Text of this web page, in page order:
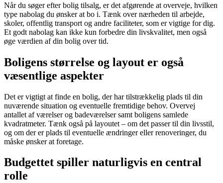
Når du søger efter bolig tilsalg, er det afgørende at overveje, hvilken
type nabolag du ønsker at bo i. Tænk over nærheden til arbejde,
skoler, offentlig transport og andre faciliteter, som er vigtige for dig.
Et godt nabolag kan ikke kun forbedre din livskvalitet, men også
øge værdien af din bolig over tid.
Boligens størrelse og layout er også
væsentlige aspekter
Det er vigtigt at finde en bolig, der har tilstrækkelig plads til din
nuværende situation og eventuelle fremtidige behov. Overvej
antallet af værelser og badeværelser samt boligens samlede
kvadratmeter. Tænk også på layoutet – om det passer til din livsstil,
og om der er plads til eventuelle ændringer eller renoveringer, du
måske ønsker at foretage.
Budgettet spiller naturligvis en central
rolle